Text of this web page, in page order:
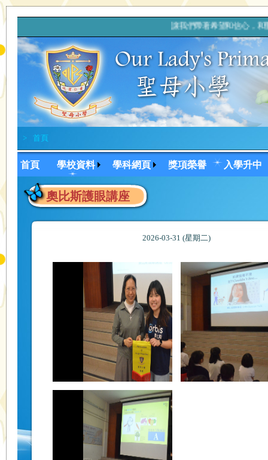
讓我們帶著希望和信心
> 首頁
首頁 學校資料 學科網頁 獎項榮譽 入學升中
奧比斯護眼講座
2026-03-31 (星期二)